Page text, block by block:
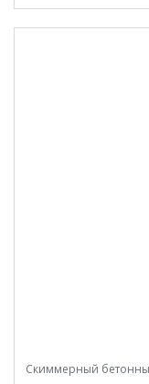
Скиммерный